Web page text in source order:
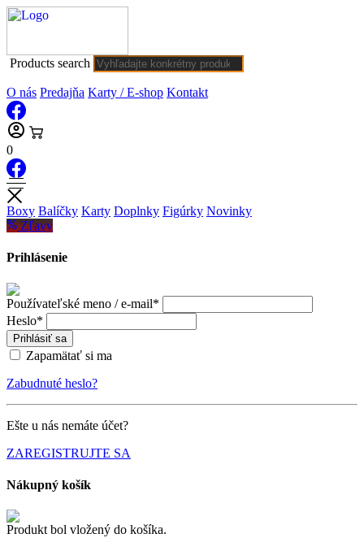
Products search
O nás Predajňa Karty / E-shop Kontakt
0
Boxy Balíčky Karty Doplnky Figúrky Novinky
Zľavy
Prihlásenie
Používateľské meno / e-mail*
Heslo*
Prihlásiť sa
Zapamätať si ma
Zabudnuté heslo?
Ešte u nás nemáte účet?
ZAREGISTRUJTE SA
Nákupný košík
Produkt bol vložený do košíka.